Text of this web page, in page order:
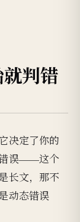
判错
决定了你的
错误——这个
长文，那不
动态错误